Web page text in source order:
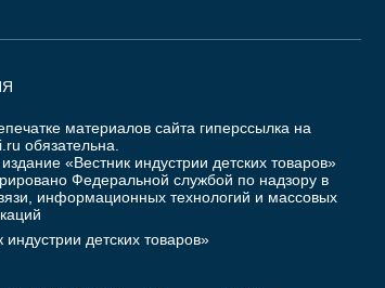
материалов сайта гиперссылка на
обязательна.
«Вестник индустрии детских товаров»
Федеральной службой по надзору в
информационных технологий и массовых
индустрии детских товаров»